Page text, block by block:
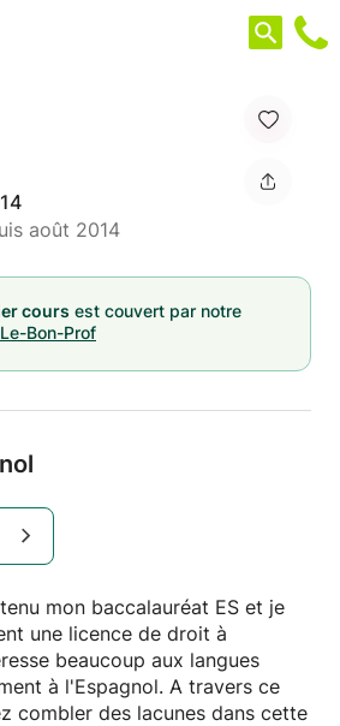
août 2014
cours est couvert par notre
Bon-Prof
mon baccalauréat ES et je
une licence de droit à
beaucoup aux langues
à l'Espagnol. A travers ce
combler des lacunes dans cette